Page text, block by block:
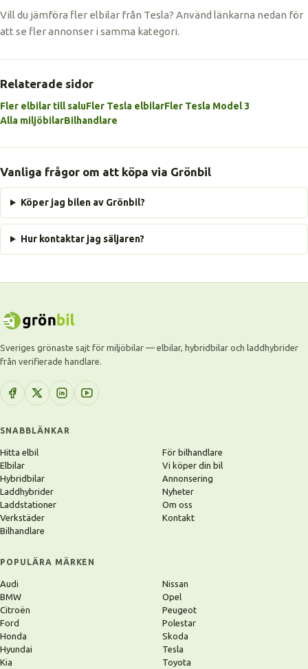
Vill du jämföra fler elbilar från Tesla? Använd länkarna nedan för
att se fler annonser i samma kategori.
Relaterade sidor
Fler elbilar till saluFler Tesla elbilarFler Tesla Model 3
Alla miljöbilarBilhandlare
Vanliga frågor om att köpa via Grönbil
Köper jag bilen av Grönbil?
Hur kontaktar jag säljaren?
Sveriges grönaste sajt för miljöbilar — elbilar, hybridbilar och laddhybrider
från verifierade handlare.
SNABBLÄNKAR
Hitta elbil
Elbilar
Hybridbilar
Laddhybrider
Laddstationer
Verkstäder
Bilhandlare
För bilhandlare
Vi köper din bil
Annonsering
Nyheter
Om oss
Kontakt
POPULÄRA MÄRKEN
Audi
BMW
Citroën
Ford
Honda
Hyundai
Kia
Nissan
Opel
Peugeot
Polestar
Skoda
Tesla
Toyota